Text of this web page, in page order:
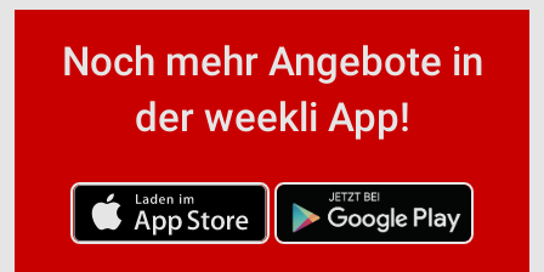
Noch mehr Angebote in
der weekli App!